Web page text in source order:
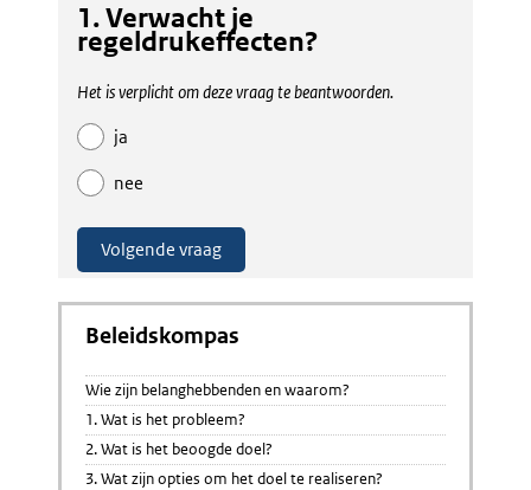
1. Verwacht je
regeldrukeffecten?
Het is verplicht om deze vraag te beantwoorden.
ja
nee
Beleidskompas
Wie zijn belanghebbenden en waarom?
1. Wat is het probleem?
2. Wat is het beoogde doel?
3. Wat zijn opties om het doel te realiseren?